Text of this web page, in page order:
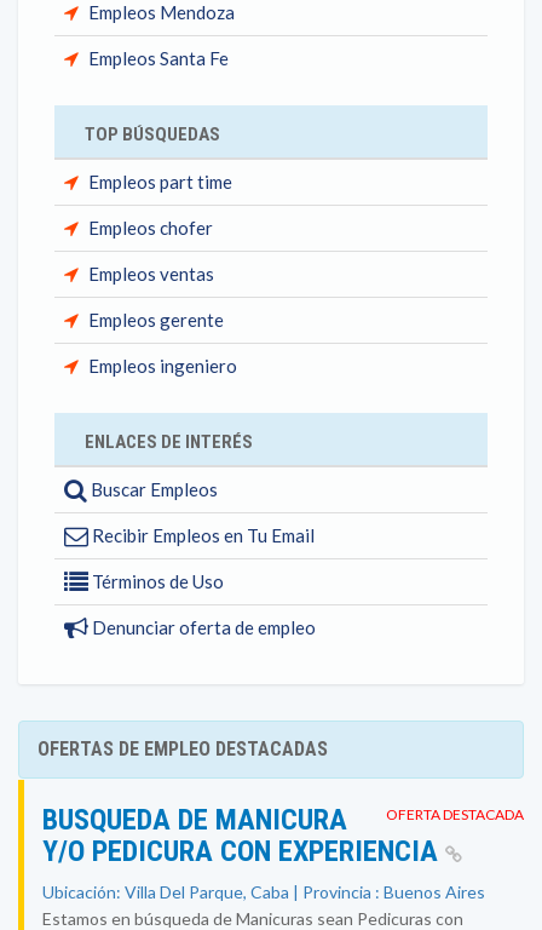
Empleos Mendoza
Empleos Santa Fe
TOP BÚSQUEDAS
Empleos part time
Empleos chofer
Empleos ventas
Empleos gerente
Empleos ingeniero
ENLACES DE INTERÉS
Buscar Empleos
Recibir Empleos en Tu Email
Términos de Uso
Denunciar oferta de empleo
OFERTAS DE EMPLEO DESTACADAS
OFERTA DESTACADA
BUSQUEDA DE MANICURA
Y/O PEDICURA CON EXPERIENCIA
Ubicación: Villa Del Parque, Caba | Provincia : Buenos Aires
Estamos en búsqueda de Manicuras sean Pedicuras con